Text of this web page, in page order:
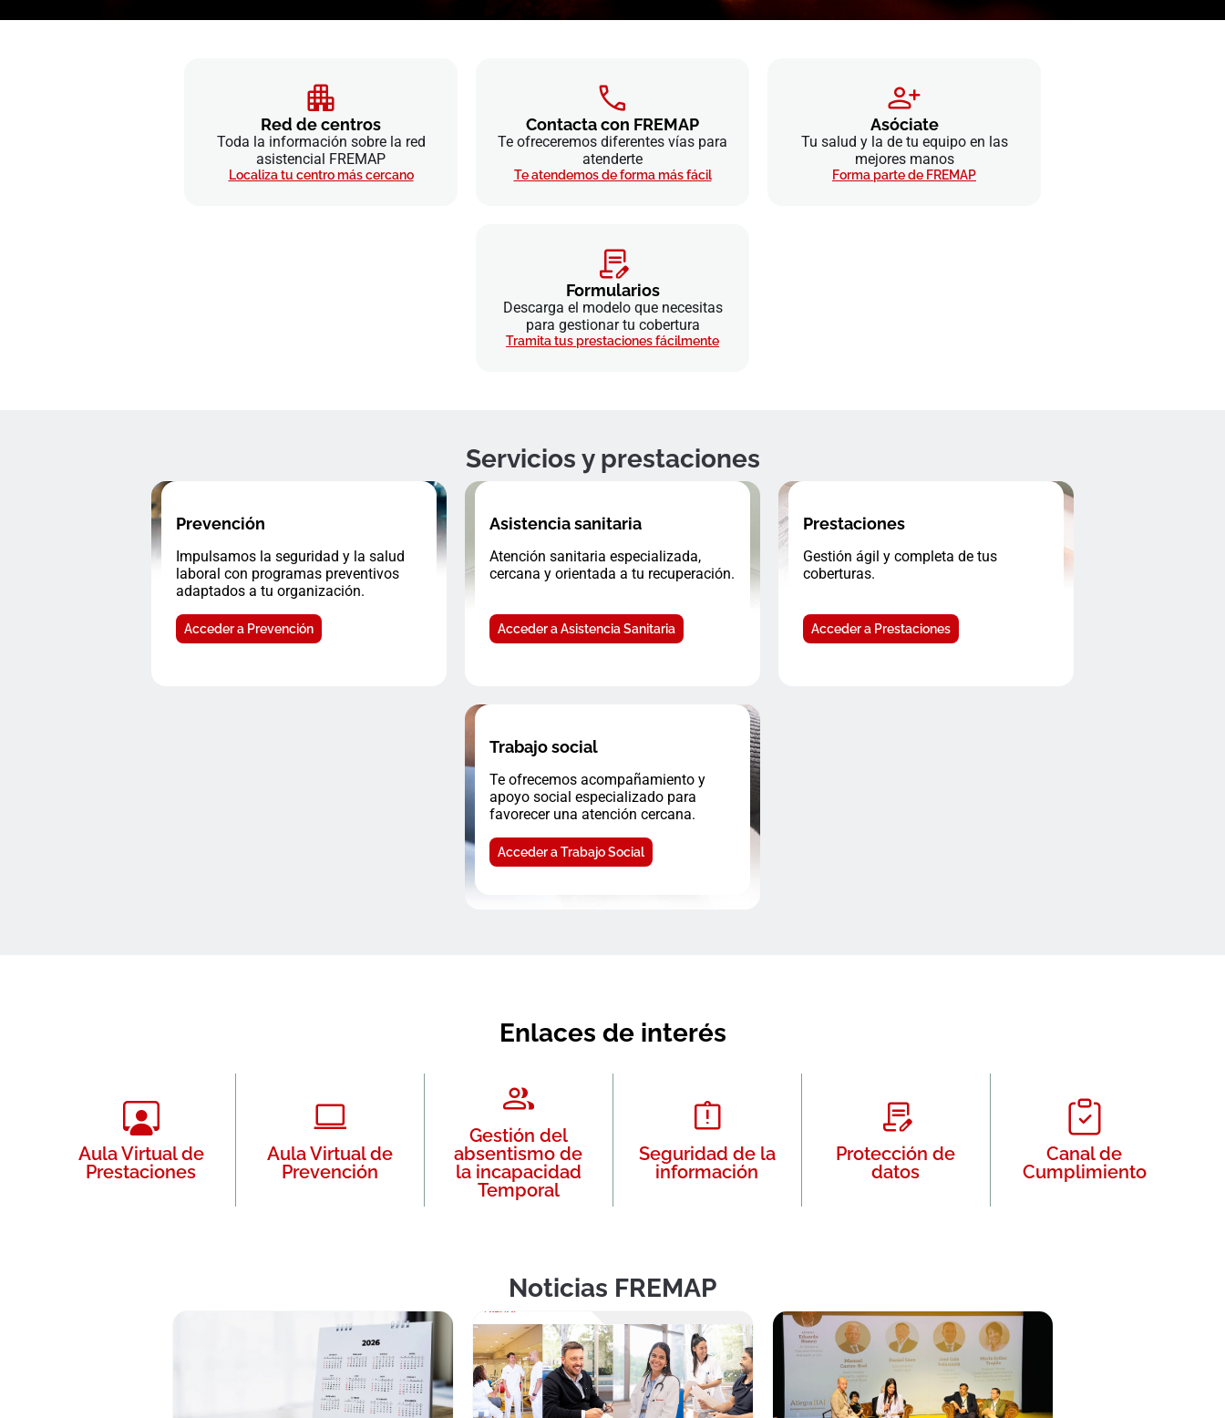
Red de centros
Toda la información sobre la red
asistencial FREMAP
Localiza tu centro más cercano
Contacta con FREMAP
Te ofreceremos diferentes vías para
atenderte
Te atendemos de forma más fácil
Asóciate
Tu salud y la de tu equipo en las
mejores manos
Forma parte de FREMAP
Formularios
Descarga el modelo que necesitas
para gestionar tu cobertura
Tramita tus prestaciones fácilmente
Servicios y prestaciones
Prevención
Impulsamos la seguridad y la salud
laboral con programas preventivos
adaptados a tu organización.
Acceder a Prevención
Asistencia sanitaria
Atención sanitaria especializada,
cercana y orientada a tu recuperación.
Acceder a Asistencia Sanitaria
Prestaciones
Gestión ágil y completa de tus
coberturas.
Acceder a Prestaciones
Trabajo social
Te ofrecemos acompañamiento y
apoyo social especializado para
favorecer una atención cercana.
Acceder a Trabajo Social
Enlaces de interés
Aula Virtual de
Prestaciones
Aula Virtual de
Prevención
Gestión del
absentismo de
la incapacidad
Temporal
Seguridad de la
información
Protección de
datos
Canal de
Cumplimiento
Noticias FREMAP